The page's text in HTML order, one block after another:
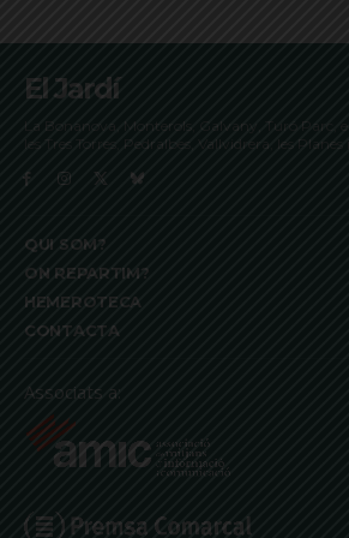
El Jardí
La Bonanova, Monterols, Galvany, Turó Parc,
les Tres Torres, Pedralbes, Vallvidrera, les
QUI SOM?
ON REPARTIM?
HEMEROTECA
CONTACTA
Associats a: